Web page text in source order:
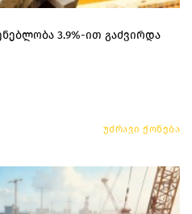
3.9%-ით გაძვირდა
უძრავი ქონება